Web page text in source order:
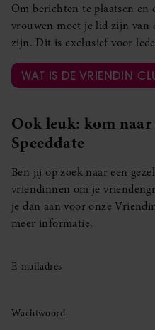
Om berichten te plaatsen en
vrouwen moet je lid zijn van
zijn. Dit is exclusief voor
WAT IS DE VRIENDIN
Ook leuk: kom
Speeddate
Ben jij op zoek naar een
vriendinnen om je
je dan aan voor onze
meer informatie.
E-mailadres
Wachtwoord